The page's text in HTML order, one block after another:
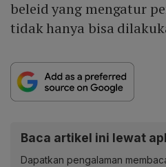
beleid yang mengatur
tidak hanya bisa
Baca artikel ini lewat
Dapatkan pengalaman